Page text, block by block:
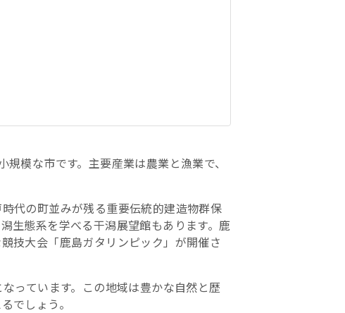
模な市です。主要産業は農業と漁業で、
代の町並みが残る重要伝統的建造物群保
生態系を学べる干潟展望館もあります。鹿
技大会「鹿島ガタリンピック」が開催さ
っています。この地域は豊かな自然と歴
でしょう。